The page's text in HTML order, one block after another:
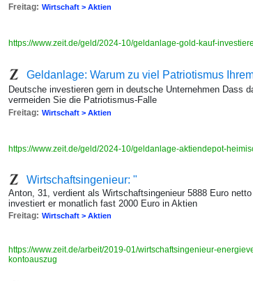
Freitag: Wirtschaft > Aktien
https://www.zeit.de/geld/2024-10/geldanlage-gold-kauf-
Geldanlage: Warum zu viel Patriotismus
Deutsche investieren gern in deutsche Unternehmen
vermeiden Sie die Patriotismus-Falle
Freitag: Wirtschaft > Aktien
https://www.zeit.de/geld/2024-10/geldanlage-aktiendepot-
Wirtschaftsingenieur: "
Anton, 31, verdient als Wirtschaftsingenieur 5888 Euro
investiert er monatlich fast 2000 Euro in Aktien
Freitag: Wirtschaft > Aktien
https://www.zeit.de/arbeit/2019-01/wirtschaftsingenieur-
kontoauszug